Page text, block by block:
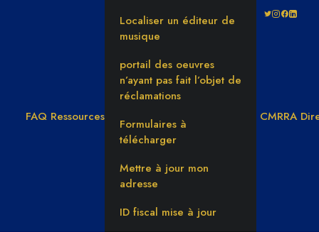
FAQ Ressources
Localiser un éditeur de
musique
portail des oeuvres
n’ayant pas fait l’objet de
réclamations
Formulaires à
télécharger
Mettre à jour mon
adresse
ID fiscal mise à jour
CMRRA